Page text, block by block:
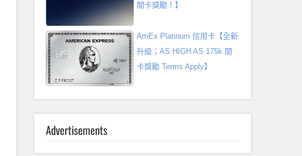
開卡獎勵！】
AmEx Platinum 信用卡【全新
升級；AS HIGH AS 175k 開
卡獎勵 Terms Apply】
Advertisements